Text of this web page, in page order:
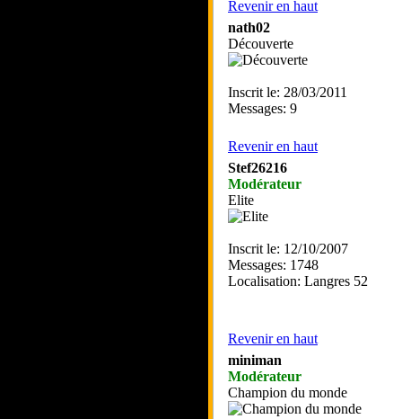
Revenir en haut
nath02
Découverte
Inscrit le: 28/03/2011
Messages: 9
Revenir en haut
Stef26216
Modérateur
Elite
Inscrit le: 12/10/2007
Messages: 1748
Localisation: Langres 52
Revenir en haut
miniman
Modérateur
Champion du monde